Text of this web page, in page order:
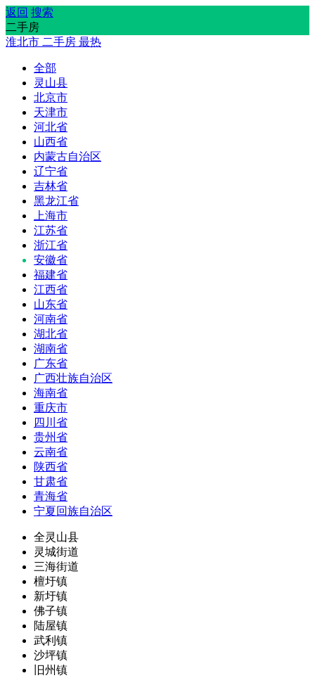
返回 搜索
二手房
淮北市 二手房 最热
全部
灵山县
北京市
天津市
河北省
山西省
内蒙古自治区
辽宁省
吉林省
黑龙江省
上海市
江苏省
浙江省
安徽省
福建省
江西省
山东省
河南省
湖北省
湖南省
广东省
广西壮族自治区
海南省
重庆市
四川省
贵州省
云南省
陕西省
甘肃省
青海省
宁夏回族自治区
全灵山县
灵城街道
三海街道
檀圩镇
新圩镇
佛子镇
陆屋镇
武利镇
沙坪镇
旧州镇